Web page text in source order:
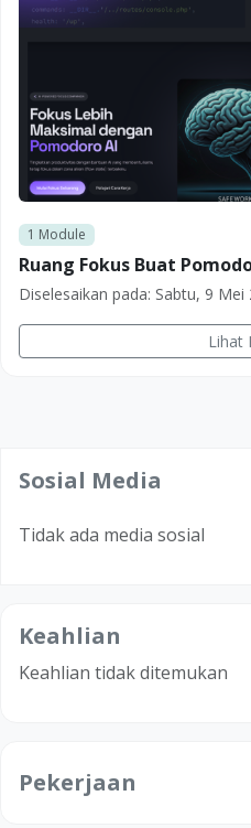
1 Module
Ruang Fokus Buat
Diselesaikan pada: Sabtu, 9 Mei
Lihat
Sosial Media
Tidak ada media sosial
Keahlian
Keahlian tidak ditemukan
Pekerjaan